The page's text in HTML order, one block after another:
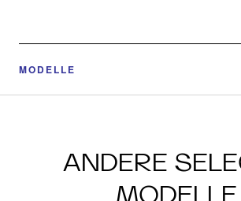
MODELLE
ANDERE
MODELLE